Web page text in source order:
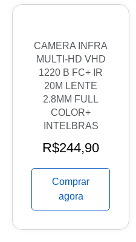
CAMERA INFRA
MULTI-HD VHD
1220 B FC+ IR
20M LENTE
2.8MM FULL
COLOR+
INTELBRAS
R$244,90
Comprar
agora